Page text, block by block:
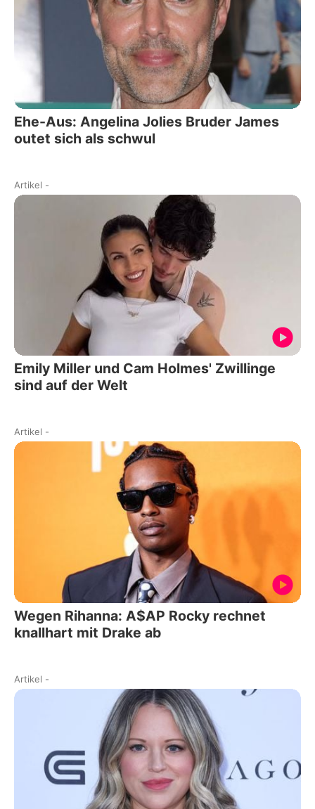
Ehe-Aus: Angelina Jolies Bruder James
outet sich als schwul
Artikel -
Emily Miller und Cam Holmes' Zwillinge
sind auf der Welt
Artikel -
Wegen Rihanna: A$AP Rocky rechnet
knallhart mit Drake ab
Artikel -